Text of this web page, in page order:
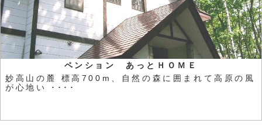
ペンション あっとＨＯＭＥ
妙高山の麓 標高700m、自然の森に囲まれて高原の風
が心地い ････